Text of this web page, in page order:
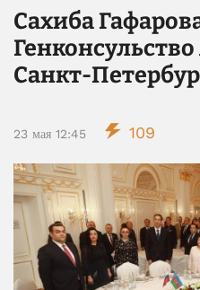
Сахиба
Санкт-
23 мая 12:45 109